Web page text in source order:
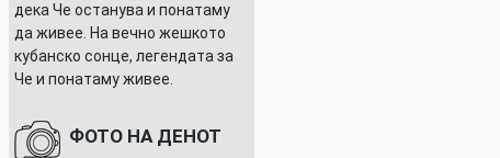
дека Че останува и понатаму
да живее. На вечно жешкото
кубанско сонце, легендата за
Че и понатаму живее.
ФОТО НА ДЕНОТ